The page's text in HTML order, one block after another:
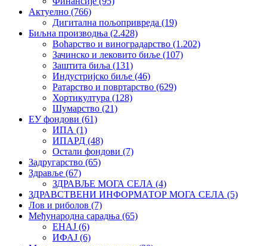
Актуелно (766)
Дигитална пољопривреда (19)
Биљна производња (2.428)
Воћарство и виноградарство (1.202)
Зачинско и лековито биље (107)
Заштита биља (131)
Индустријско биље (46)
Ратарство и повртарство (629)
Хортикултура (128)
Шумарство (21)
ЕУ фондови (61)
ИПА (1)
ИПАРД (48)
Остали фондови (7)
Задругарство (65)
Здравље (67)
ЗДРАВЉЕ МОГА СЕЛА (4)
ЗДРАВСТВЕНИ ИНФОРМАТОР МОГА СЕЛА (5)
Лов и риболов (7)
Међународна сарадња (65)
ЕНАЈ (6)
ИФАЈ (6)